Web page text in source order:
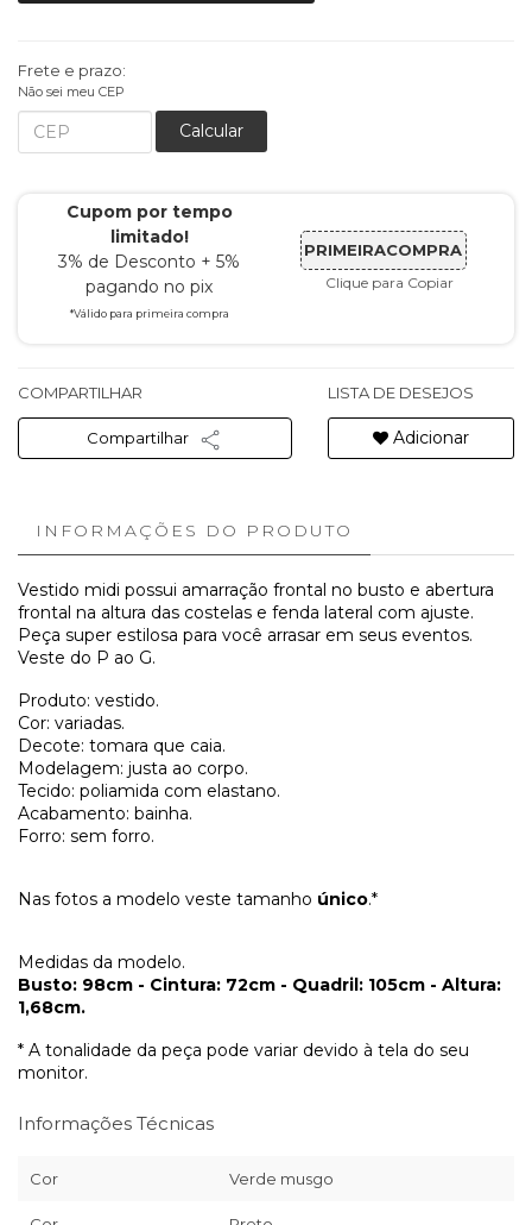
Frete e prazo:
Não sei meu CEP
Calcular
Cupom por tempo
limitado!
3% de Desconto + 5%
pagando no pix
*Válido para primeira compra
PRIMEIRACOMPRA
Clique para Copiar
COMPARTILHAR
Compartilhar
LISTA DE DESEJOS
Adicionar
INFORMAÇÕES DO PRODUTO
Vestido midi possui amarração frontal no busto e abertura
frontal na altura das costelas e fenda lateral com ajuste.
Peça super estilosa para você arrasar em seus eventos.
Veste do P ao G.
Produto: vestido.
Cor: variadas.
Decote: tomara que caia.
Modelagem: justa ao corpo.
Tecido: poliamida com elastano.
Acabamento: bainha.
Forro: sem forro.
Nas fotos a modelo veste tamanho único.*
Medidas da modelo.
Busto: 98cm - Cintura: 72cm - Quadril: 105cm - Altura:
1,68cm.
* A tonalidade da peça pode variar devido à tela do seu
monitor.
Informações Técnicas
Cor Verde musgo